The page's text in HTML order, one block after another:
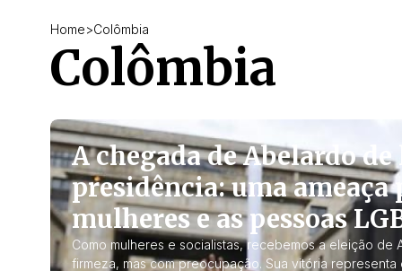
Home>Colômbia
Colômbia
A chegada de Abelardo de
presidência: uma ameaça
mulheres e as pessoas
Como mulheres e socialistas, recebemos a eleição de
firmeza, mas com preocupação. Sua vitória